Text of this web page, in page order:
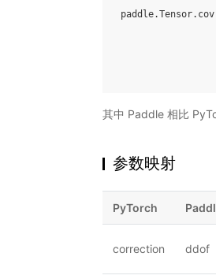
paddle.Tensor. cov
其中 Paddle 相比
参数映射
PyTorch
correction ddof